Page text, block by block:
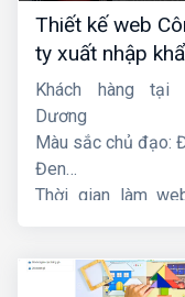
Thiết kế web
ty xuất nhập
Thiên Thuận
Khách hàng tại
Dương
Màu sắc chủ đạo:
Đen
Thời gian làm